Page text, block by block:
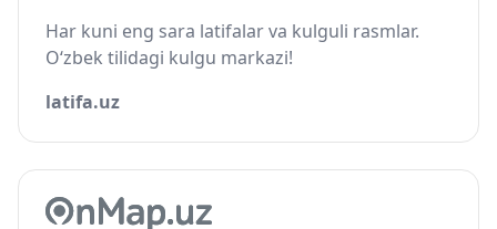
Har kuni eng sara latifalar va kulguli rasmlar.
O‘zbek tilidagi kulgu markazi!
latifa.uz